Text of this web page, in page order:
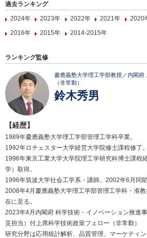
過去ランキング
2024年
2023年 2022年 2021年 2020
2016年
2015年 2014-2015年
ランキング監修
慶應義塾大学理工学部教授／内閣府
（非常勤）
鈴木秀男
【経歴】
1989年慶應義塾大学理工学部管理工学科卒業。
1992年ロチェスター大学経営大学院修士課程修了。
1996年東京工業大学大学院理工学研究科博士課程
学）取得。
1996年筑波大学社会工学系・講師。2002年6月同助
2008年4月慶應義塾大学理工学部管理工学科・准
在に至る。
2023年4月内閣府 科学技術・イノベーション推進
災担当）付上席科学技術政策フェロー（非常勤）
研究分野は応用統計解析、品質管理、マーケティン